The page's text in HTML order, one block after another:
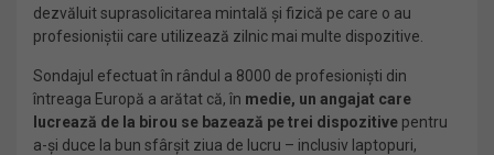
dezvăluit suprasolicitarea mintală și fizică pe care o au
profesioniștii care utilizează zilnic mai multe dispozitive.
Sondajul efectuat în rândul a 8000 de profesioniști din
întreaga Europă a arătat că, în medie, un angajat care
lucrează de la birou se bazează pe trei dispozitive pentru
a-și duce la bun sfârșit ziua de lucru – inclusiv laptopuri,